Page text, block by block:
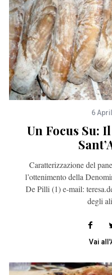
6
Un Focus Su:
Caratterizzazione del
l’ottenimento della
De Pilli (1) e-mail:
degli
Vai